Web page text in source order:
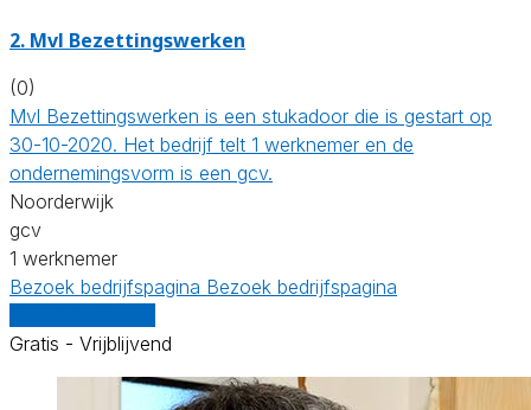
2. Mvl Bezettingswerken
(0)
Mvl Bezettingswerken is een stukadoor die is gestart op
30-10-2020. Het bedrijf telt 1 werknemer en de
ondernemingsvorm is een gcv.
Noorderwijk
gcv
1 werknemer
Bezoek bedrijfspagina Bezoek bedrijfspagina
Gratis - Vrijblijvend